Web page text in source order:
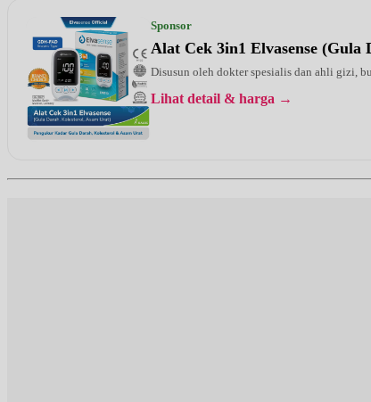
EKSEKUTIF
Selasa, 11/08/2026
Jam 19:00 - 20:00
BPJS
Rabu, 12/08/2026
Jam 16:00 - 18:00
Sponsor
Alat Cek 3in1 Elvasense (Gula
Disusun oleh dokter spesialis dan ahli gizi,
Lihat detail & harga →